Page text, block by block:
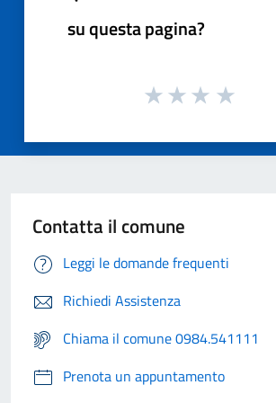
su questa pagina?
Contatta il comune
Leggi le domande frequenti
Richiedi Assistenza
Chiama il comune 0984.541111
Prenota un appuntamento